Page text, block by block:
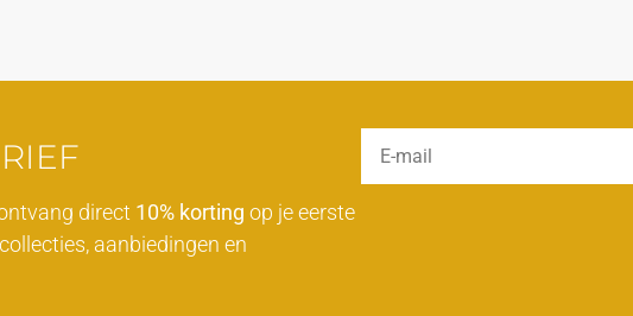
direct 10% korting op je eerste
aanbiedingen en